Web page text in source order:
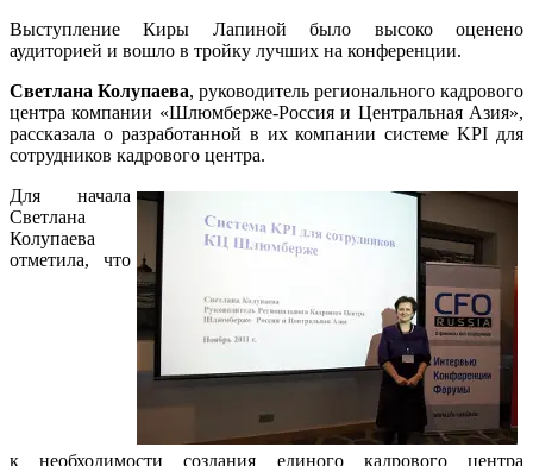
Выступление Киры Лапиной было высоко оценено
аудиторией и вошло в тройку лучших на конференции.
Светлана Колупаева, руководитель регионального кадрового
центра компании «Шлюмберже-Россияи Центральная Азия»,
рассказала о разработанной в их компании системе KPI для
сотрудников кадрового центра.
Для начала
Светлана
Колупаева
отметила, что
к необходимости создания единого кадрового центра